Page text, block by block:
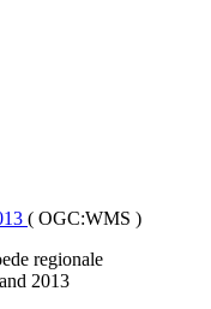
( OGC:WMS )
regionale
2013